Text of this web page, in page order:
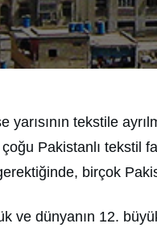
yarısının tekstile
Pakistanlı tekstil
birçok
ve dünyanın 12.